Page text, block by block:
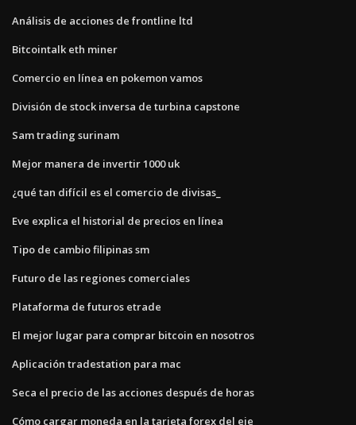
Análisis de acciones de frontline ltd
Bitcointalk eth miner
Comercio en línea en pokemon vamos
División de stock inversa de turbina capstone
Sam trading surinam
Mejor manera de invertir 1000 uk
¿qué tan difícil es el comercio de divisas_
Eve explica el historial de precios en línea
Tipo de cambio filipinas sm
Futuro de las regiones comerciales
Plataforma de futuros etrade
El mejor lugar para comprar bitcoin en nosotros
Aplicación tradestation para mac
Seca el precio de las acciones después de horas
Cómo cargar moneda en la tarjeta forex del eje